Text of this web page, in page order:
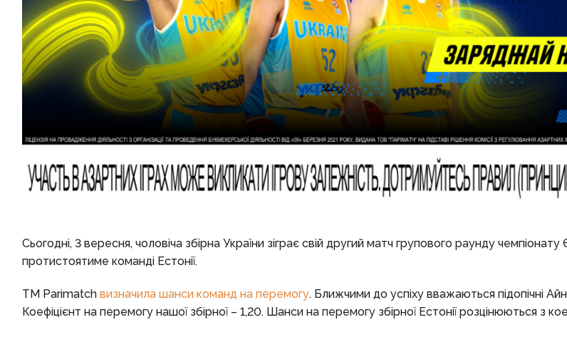
Сьогодні, 3 вересня, чоловіча збірна України зіграє свій другий матч групового раунду
протистоятиме команді Естонії.
TM Parimatchвизначила шанси команд на перемогу. Ближчими до успіху вважаються підопічні
Коефіцієнт на перемогу нашої збірної – 1,20. Шанси на перемогу збірної Естонії розцінюються з